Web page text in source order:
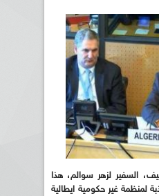
السفير لزهر سوالم، هذا
لمنظمة غير حكومية ايطالية